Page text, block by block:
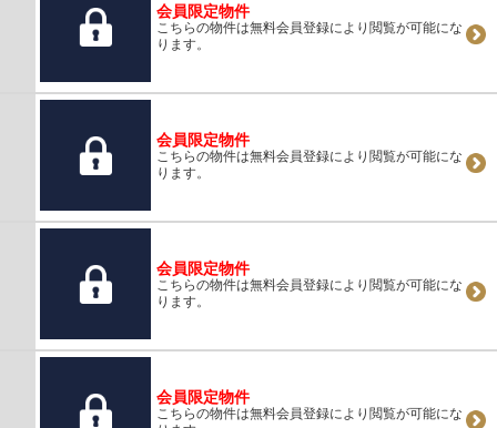
会員限定物件
こちらの物件は無料会員登録により閲覧が可能にな
ります。
会員限定物件
こちらの物件は無料会員登録により閲覧が可能にな
ります。
会員限定物件
こちらの物件は無料会員登録により閲覧が可能にな
ります。
会員限定物件
こちらの物件は無料会員登録により閲覧が可能にな